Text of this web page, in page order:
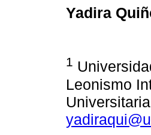
Yadira
1
Leonismo